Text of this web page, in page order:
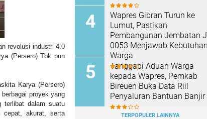
revolusi industri 4.0
(Persero) Tbk pun
Karya (Persero)
proyek yang
terlibat dalam suatu
cepat, akurat, serta
Wapres Gibran Turun ke
Lumut, Pastikan
Pembangunan Jembatan
0053 Menjawab Kebutuhan
Warga
Tanggapi Aduan Warga
kepada Wapres, Pemkab
Bireuen Buka Data Riil
Penyaluran Bantuan Banjir
TERPOPULER LAINNYA